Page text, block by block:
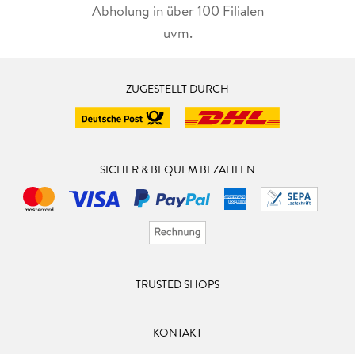
Abholung in über 100 Filialen
uvm.
ZUGESTELLT DURCH
SICHER & BEQUEM BEZAHLEN
TRUSTED SHOPS
KONTAKT